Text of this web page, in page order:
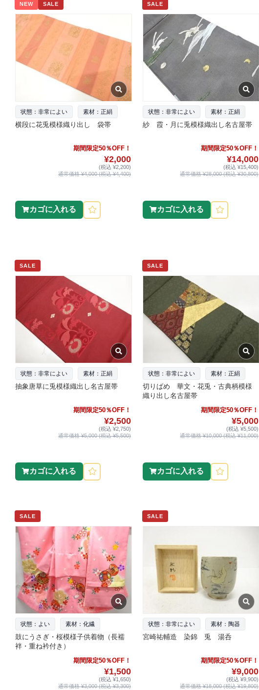
NEW SALE
状態：非常によい 素材：正絹
横段に花兎模様織り出し 袋帯
期間限定50％OFF！
¥2,000
(税込 ¥2,200)
通常価格 ¥4,000 (税込 ¥4,400)
カゴに入れる
SALE
状態：非常によい 素材：正絹
紗 霞・月に兎模様織出し名古屋帯
期間限定50％OFF！
¥14,000
(税込 ¥15,400)
通常価格 ¥28,000 (税込 ¥30,800)
カゴに入れる
SALE
状態：非常によい 素材：正絹
抽象唐草に兎模様織出し名古屋帯
期間限定50％OFF！
¥2,500
(税込 ¥2,750)
通常価格 ¥5,000 (税込 ¥5,500)
カゴに入れる
SALE
状態：非常によい 素材：正絹
切りばめ 華文・花兎・古典柄模様
織り出し名古屋帯
期間限定50％OFF！
¥5,000
(税込 ¥5,500)
通常価格 ¥10,000 (税込 ¥11,000)
カゴに入れる
SALE
状態：よい 素材：化繊
鼓にうさぎ・桜模様子供着物（長襦
袢・重ね衿付き）
期間限定50％OFF！
¥1,500
(税込 ¥1,650)
通常価格 ¥3,000 (税込 ¥3,300)
SALE
状態：非常によい 素材：陶器
宮崎祐輔造 染錦 兎 湯呑
期間限定50％OFF！
¥9,000
(税込 ¥9,900)
通常価格 ¥18,000 (税込 ¥19,800)